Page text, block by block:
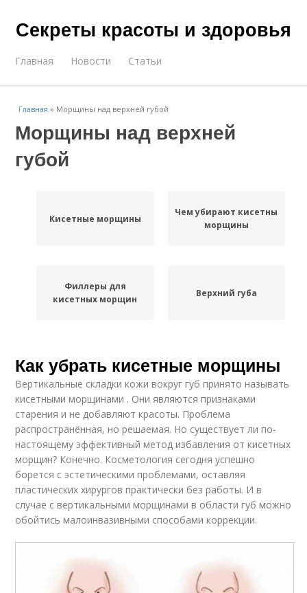
Секреты красоты и здоровья
Главная Новости Статьи
Главная » Морщины над верхней губой
Морщины над верхней
губой
Кисетные морщины
Чем убирают кисетные
морщины
Филлеры для
кисетных морщин
Верхний губа
Как убрать кисетные морщины
Вертикальные складки кожи вокруг губ принято называть
кисетными морщинами . Они являются признаками
старения и не добавляют красоты. Проблема
распространённая, но решаемая. Но существует ли по-
настоящему эффективный метод избавления от кисетных
морщин? Конечно. Косметология сегодня успешно
борется с эстетическими проблемами, оставляя
пластических хирургов практически без работы. И в
случае с вертикальными морщинами в области губ можно
обойтись малоинвазивными способами коррекции.